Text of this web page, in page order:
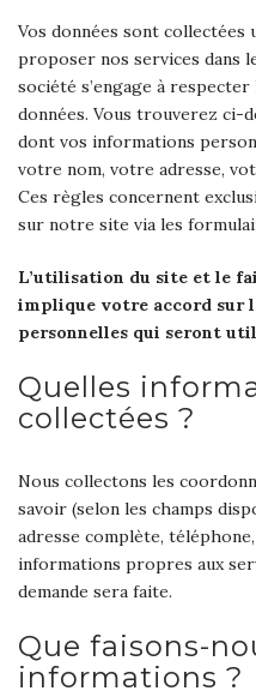
Vos données sont collectées
proposer nos services dans
société s’engage à
données. Vous trouverez ci-
dont vos informations
votre nom, votre adresse,
Ces règles concernent
sur notre site via les
L’utilisation du site et le
implique votre accord sur
personnelles qui seront
Quelles
collectées ?
Nous collectons les
savoir (selon les champs
adresse complète,
informations propres aux
demande sera faite.
Que faisons-
informations ?